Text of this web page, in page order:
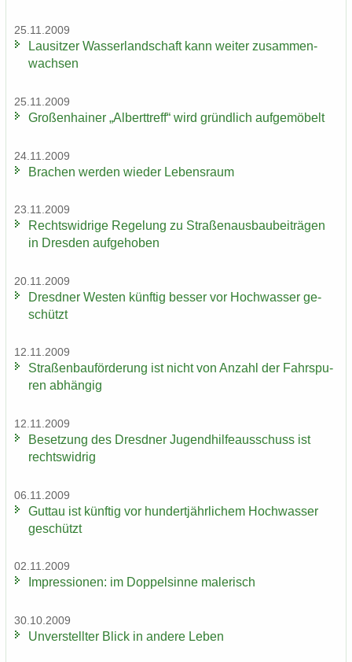
25.11.2009
Lau­sit­zer Was­ser­land­schaft kann wei­ter zu­sam­men­
wach­sen
25.11.2009
Gro­ßen­hai­ner „Al­bert­treff“ wird gründ­lich auf­ge­mö­belt
24.11.2009
Bra­chen wer­den wie­der Le­bens­raum
23.11.2009
Rechts­wid­ri­ge Re­ge­lung zu Stra­ßen­aus­bau­bei­trä­gen
in Dres­den auf­ge­ho­ben
20.11.2009
Dresd­ner Wes­ten künf­tig bes­ser vor Hoch­was­ser ge­
schützt
12.11.2009
Stra­ßen­bau­för­de­rung ist nicht von An­zahl der Fahr­spu­
ren ab­hän­gig
12.11.2009
Be­set­zung des Dresd­ner Ju­gend­hil­fe­aus­schuss ist
rechts­wid­rig
06.11.2009
Gut­tau ist künf­tig vor hun­dert­jähr­li­chem Hoch­was­ser
ge­schützt
02.11.2009
Im­pres­sio­nen: im Dop­pel­sin­ne ma­le­risch
30.10.2009
Un­ver­stell­ter Blick in an­de­re Leben